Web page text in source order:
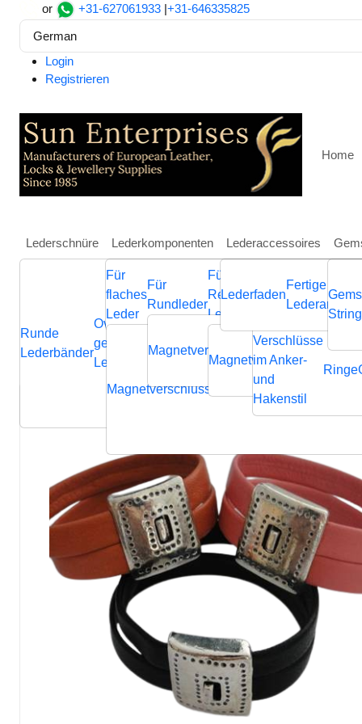
or +31-627061933 |+31-646335825
German
Login
Registrieren
Home
Lederschnüre
Runde
Lederbänder
Ovale
geflochtene
Lederbänder
Geflochtene
Lederschnüre
Flache
Lederschnüre
Lederkomponenten
Für
flaches
Leder
Magnetverschluss
Für
Rundleder
Magnetverschluss Endverschluss
Für
Regaliz
Leder
Magnetverschluss
Verschlüsse
im Anker-
und
Hakenstil
Ringe
Lederaccessoires
Lederfaden
Fertige
Lederkomponenten Für flaches Leder
Zamak magnetic claps: